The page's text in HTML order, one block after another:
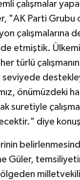
çalışmalar
"AK Parti Grubu
çalışmalarına
etmiştik.
türlü çalışmanın
seviyede
önümüzdeki
suretiyle
diye
Güler,
milletvekili